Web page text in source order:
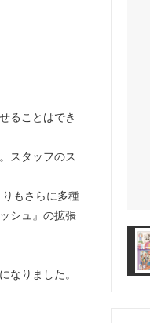
ることはでき
スタッフのス
もさらに多種
シュ』の拡張
なりました。